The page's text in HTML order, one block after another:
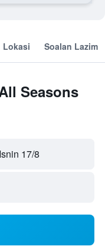
Lokasi Soalan Lazim
Seasons
Isnin 17/8